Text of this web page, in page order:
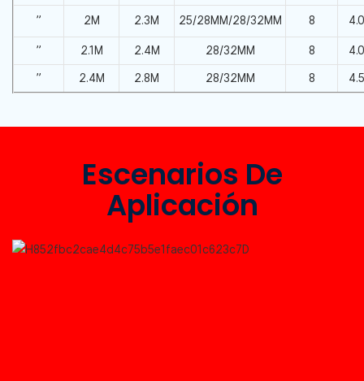
” 2M 2.3M 25/28MM/28/32MM 8
” 2.1M 2.4M 28/32MM 8
” 2.4M 2.8M 28/32MM 8
Escenarios De
Aplicación